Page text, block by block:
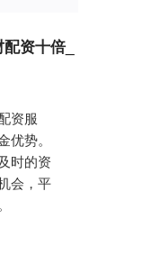
资十倍_
资服
势。
时的资
会，平